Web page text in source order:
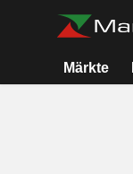
Märkte